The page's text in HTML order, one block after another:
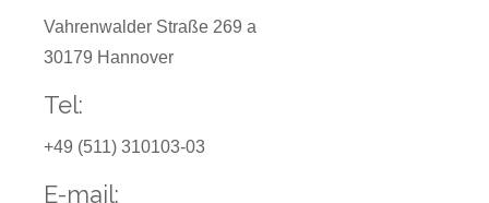
Vahrenwalder Straße 269 a
30179 Hannover
Tel:
+49 (511) 310103-03
E-mail: